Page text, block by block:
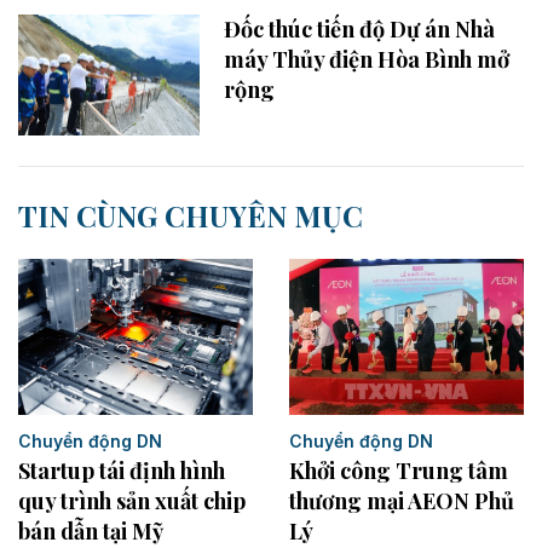
Đốc thúc tiến độ Dự án Nhà
máy Thủy điện Hòa Bình mở
rộng
TIN CÙNG CHUYÊN MỤC
Chuyển động DN
Startup tái định hình
quy trình sản xuất chip
bán dẫn tại Mỹ
Chuyển động DN
Khởi công Trung tâm
thương mại AEON Phủ
Lý